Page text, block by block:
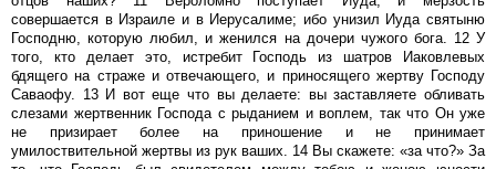
совершается в Израиле и в Иерусалиме; ибо унизил Иуда святыню
Господню, которую любил, и женился на дочери чужого бога. 12 У
того, кто делает это, истребит Господь из шатров Иаковлевых
бдящего на страже и отвечающего, и приносящего жертву Господу
Саваофу. 13 И вот еще что вы делаете: вы заставляете обливать
слезами жертвенник Господа с рыданием и воплем, так что Он уже
не призирает более на приношение и не принимает
умилоствительной жертвы из рук ваших. 14 Вы скажете: «за что?» За